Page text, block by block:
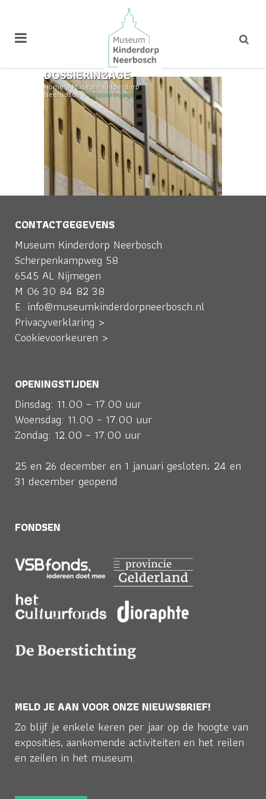
DOSSIERINZAGE
Home>Museum Kinderdorp
Neerbosch>Dossierinzage
CONTACTGEGEVENS
Museum Kinderdorp Neerbosch
Scherpenkampweg 58
6545 AL Nijmegen
M 06 30 84 82 38
E info@museumkinderdorpneerbosch.nl
Privacyverklaring >
Cookievoorkeuren >
OPENINGSTIJDEN
Dinsdag: 11.00 – 17.00 uur
Woensdag: 11.00 – 17.00 uur
Zondag: 12.00 – 17.00 uur
25 en 26 december en 1 januari gesloten; 24 en
31 december geopend
FONDSEN
MELD JE AAN VOOR ONZE NIEUWSBRIEF!
Zo blijf je enkele keren per jaar op de hoogte van
exposities, aankomende activiteiten en het reilen
en zeilen in het museum.